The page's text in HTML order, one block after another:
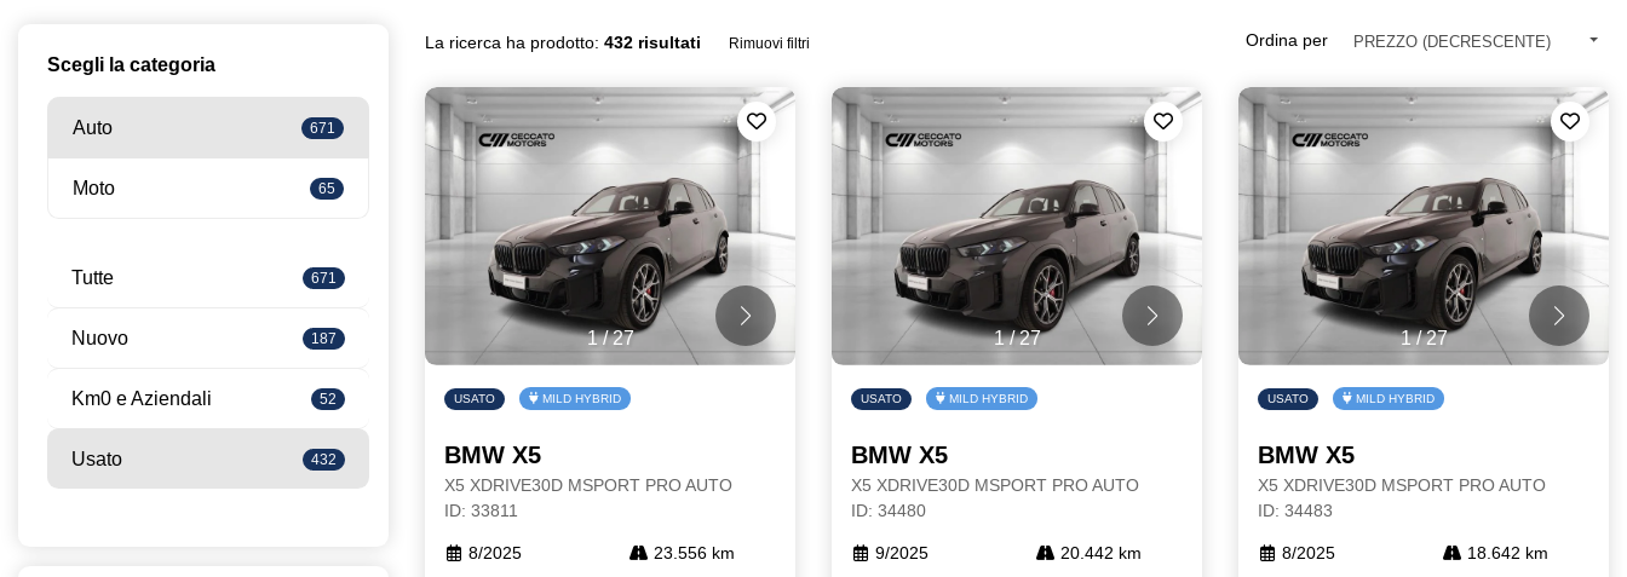
Scegli la categoria
Auto 671
Moto 65
Tutte 671
Nuovo 187
Km0 e Aziendali 52
Usato 432
La ricerca ha prodotto: 432 risultati Rimuovi filtri Ordina per PREZZO (DECRESCENTE)
1/27
USATO MILD HYBRID
BMW X5
X5 XDRIVE30D MSPORT PRO AUTO
ID: 33811
8/2025 23.556 km
1/27
USATO MILD HYBRID
BMW X5
X5 XDRIVE30D MSPORT PRO AUTO
ID: 34480
9/2025 20.442 km
1/27
USATO MILD HYBRID
BMW X5
X5 XDRIVE30D MSPORT PRO AUTO
ID: 34483
8/2025 18.642 km